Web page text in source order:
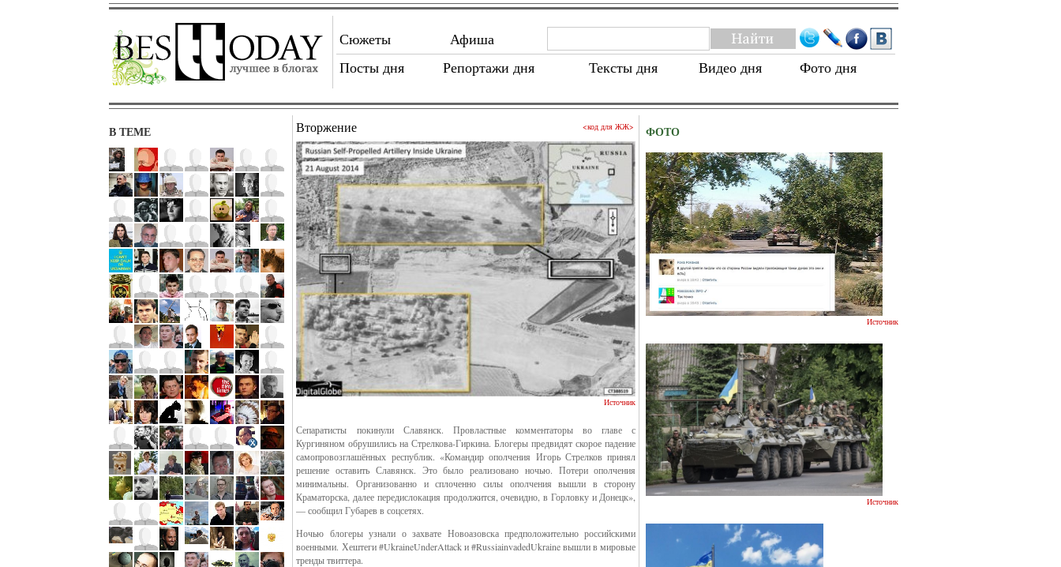
Сюжеты
Афиша
Посты дня
Репортажи дня Тексты дня Видео дня Фото дня
В ТЕМЕ Вторжение <код для ЖЖ>
Источник
Сепаратисты покинули Славянск. Провластные комментаторы во главе с
Кургиняном обрушились на Стрелкова-Гиркина. Блогеры предвидят скорое падение
самопровозглашённых республик. «Командир ополчения Игорь Стрелков принял
решение оставить Славянск. Это было реализовано ночью. Потери ополчения
минимальны. Организованно и сплоченно силы ополчения вышли в сторону
Краматорска, далее передислокация продолжится, очевидно, в Горловку и Донецк»,
— сообщил Губарев в соцсетях.
Ночью блогеры узнали о захвате Новоазовска предположительно российскими
военными. Хештеги #UkraineUnderAttack и #RussiainvadedUkraine вышли в мировые
тренды твиттера.
ФОТО
Источник
Источник